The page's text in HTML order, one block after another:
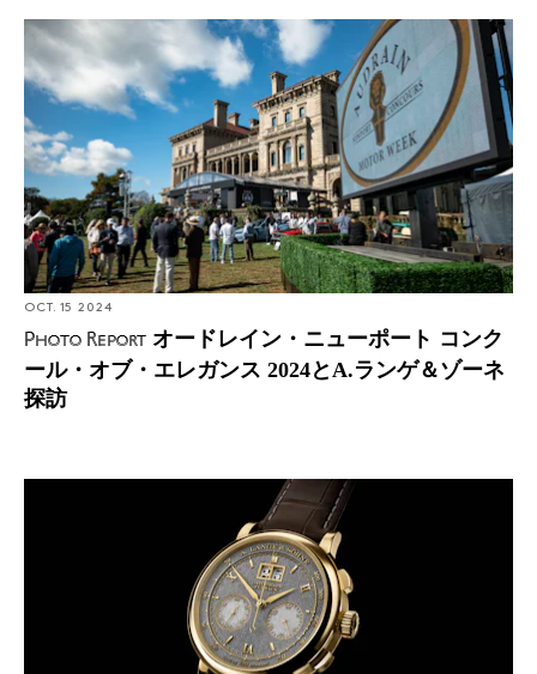
Photo Report: オードレイン・ニューポート コンクール・
オブ・エレガンス 2024とA.ランゲ＆ゾーネ探訪
OCT. 15 2024
Photo Report オードレイン・ニューポート コンク
ール・オブ・エレガンス 2024とA.ランゲ＆ゾーネ
探訪
Introducing: A.ランゲ＆ゾーネ ダトグラフの周年を祝う
限定のダトグラフ・ハンドヴェルクスクンスト